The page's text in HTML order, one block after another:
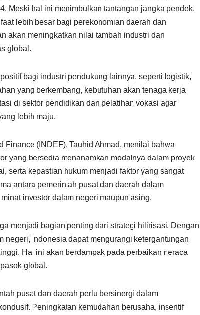
Meski hal ini menimbulkan tantangan jangka pendek,
lebih besar bagi perekonomian daerah dan
akan meningkatkan nilai tambah industri dan
global.
bagi industri pendukung lainnya, seperti logistik,
yang berkembang, kebutuhan akan tenaga kerja
di sektor pendidikan dan pelatihan vokasi agar
lebih maju.
Finance (INDEF), Tauhid Ahmad, menilai bahwa
yang bersedia menanamkan modalnya dalam proyek
serta kepastian hukum menjadi faktor yang sangat
antara pemerintah pusat dan daerah dalam
investor dalam negeri maupun asing.
menjadi bagian penting dari strategi hilirisasi. Dengan
Indonesia dapat mengurangi ketergantungan
Hal ini akan berdampak pada perbaikan neraca
global.
pusat dan daerah perlu bersinergi dalam
Peningkatan kemudahan berusaha, insentif